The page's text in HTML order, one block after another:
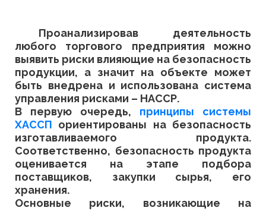
Проанализировав деятельность
любого торгового предприятия можно
выявить риски влияющие на безопасность
продукции, а значит на объекте может
быть внедрена и использована система
управления рисками – НАССР.
В первую очередь, принципы системы
ХАССП ориентированы на безопасность
изготавливаемого продукта.
Соответственно, безопасность продукта
оценивается на этапе подбора
поставщиков, закупки сырья, его
хранения.
Основные риски, возникающие на